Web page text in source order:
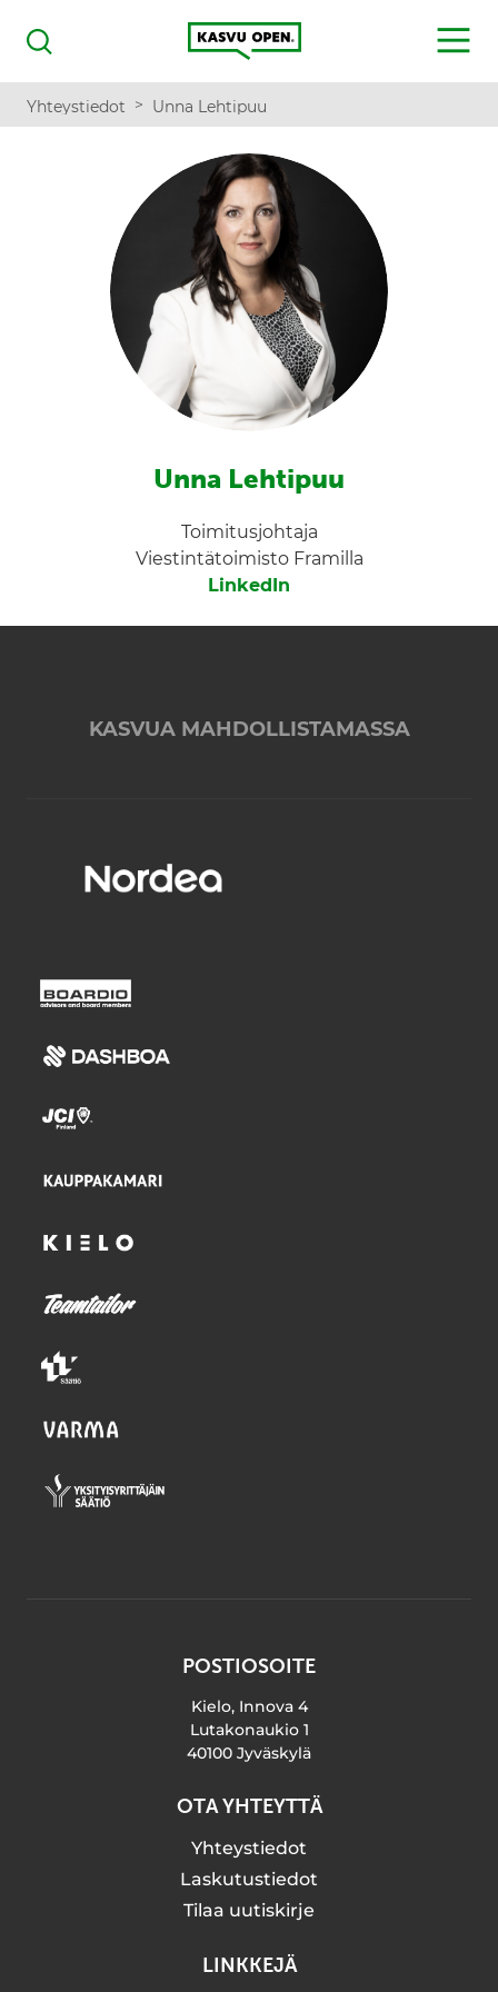
Haku
Kasvu Open
MENU
Yhteystiedot > Unna Lehtipuu
Unna Lehtipuu
Toimitusjohtaja
Viestintätoimisto Framilla
LinkedIn
KASVUA MAHDOLLISTAMASSA
POSTIOSOITE
Kielo, Innova 4
Lutakonaukio 1
40100 Jyväskylä
OTA YHTEYTTÄ
Yhteystiedot
Laskutustiedot
Tilaa uutiskirje
LINKKEJÄ